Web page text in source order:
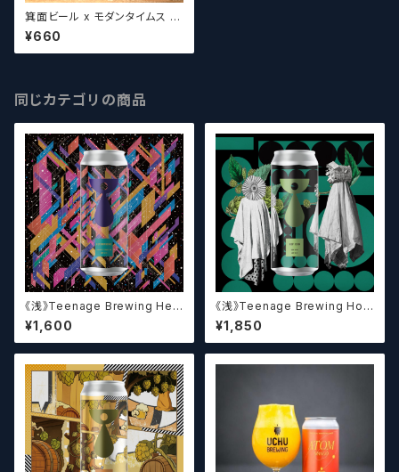
箕面ビール x モダンタイムス ネ
コキングダム Minoh x Mode
rn Times Neko Kingdom
【クラフトビール】
¥660
同じカテゴリの商品
《浅》Teenage Brewing Het
erophonic // ヘテロフォニック
【クラフトビール】
¥1,600
《浅》Teenage Brewing Hop
Icon // ホップアイコン【クラフト
ビール】
¥1,850